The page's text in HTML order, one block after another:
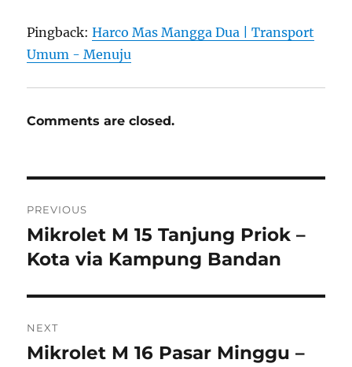
Pingback:Harco Mas Mangga Dua | Transport
Umum - Menuju
Comments are closed.
navigation
PREVIOUS
Previous
post:
Mikrolet M 15 Tanjung Priok –
Kota via Kampung Bandan
NEXT
Next
Mikrolet M 16 Pasar Minggu –